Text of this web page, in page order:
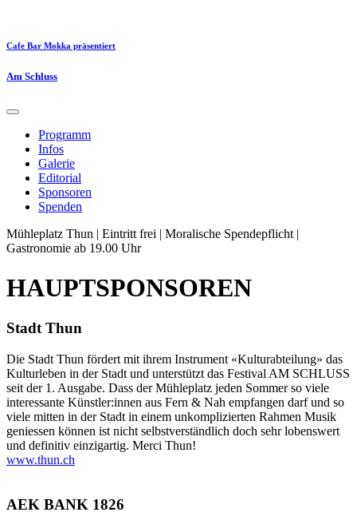
Cafe Bar Mokka präsentiert
Am Schluss
Programm
Infos
Galerie
Editorial
Sponsoren
Spenden
Mühleplatz Thun | Eintritt frei | Moralische Spendepflicht |
Gastronomie ab 19.00 Uhr
HAUPTSPONSOREN
Stadt Thun
Die Stadt Thun fördert mit ihrem Instrument «Kulturabteilung» das
Kulturleben in der Stadt und unterstützt das Festival AM SCHLUSS
seit der 1. Ausgabe. Dass der Mühleplatz jeden Sommer so viele
interessante Künstler:innen aus Fern & Nah empfangen darf und so
viele mitten in der Stadt in einem unkomplizierten Rahmen Musik
geniessen können ist nicht selbstverständlich doch sehr lobenswert
und definitiv einzigartig. Merci Thun!
www.thun.ch
AEK BANK 1826